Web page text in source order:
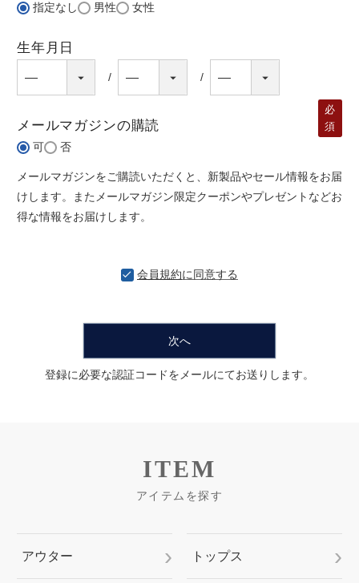
指定なし 男性 女性
生年月日
メールマガジンの購読
必
須
可 否
メールマガジンをご購読いただくと、新製品やセール情報をお届
けします。またメールマガジン限定クーポンやプレゼントなどお
得な情報をお届けします。
会員規約に同意する
次へ
登録に必要な認証コードをメールにてお送りします。
ITEM
アイテムを探す
アウター トップス